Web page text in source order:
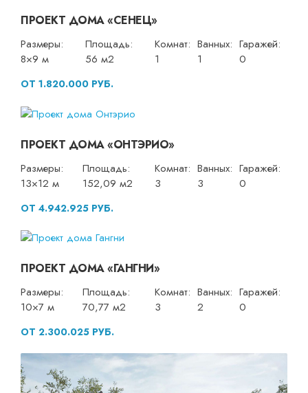
ПРОЕКТ ДОМА «СЕНЕЦ»
Размеры:
8×9 м
Площадь:
56 м2
Комнат:
1
Ванных:
1
Гаражей:
0
ОТ 1.820.000 РУБ.
ПРОЕКТ ДОМА «ОНТЭРИО»
Размеры:
13×12 м
Площадь:
152,09 м2
Комнат:
3
Ванных:
3
Гаражей:
0
ОТ 4.942.925 РУБ.
ПРОЕКТ ДОМА «ГАНГНИ»
Размеры:
10×7 м
Площадь:
70,77 м2
Комнат:
3
Ванных:
2
Гаражей:
0
ОТ 2.300.025 РУБ.